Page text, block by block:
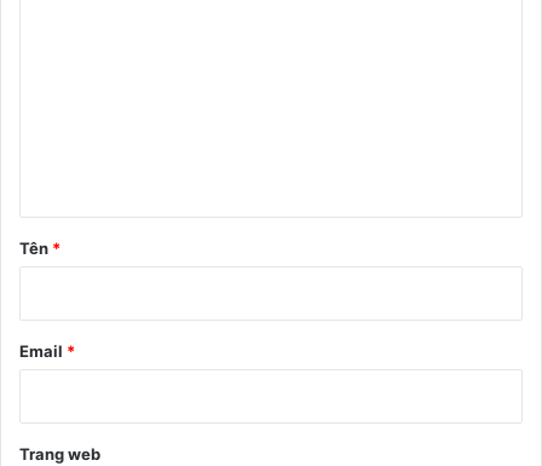
n
Tên *
Email *
Trang web